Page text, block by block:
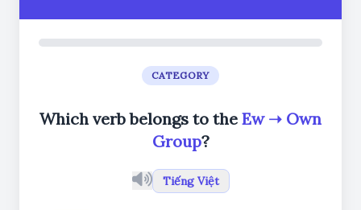
CATEGORY
Which verb belongs to the Ew ➝ Own
Group?
Tiếng Việt